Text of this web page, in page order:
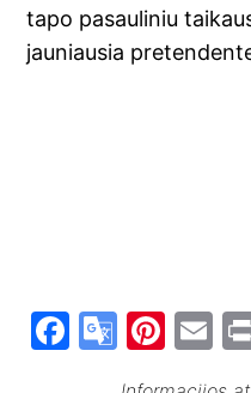
tapo pasauliniu
jauniausia
F
G
Pi E